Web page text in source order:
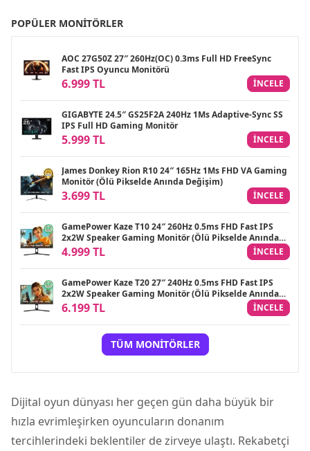
POPÜLER MONITÖRLER
AOC 27G50Z 27″ 260Hz(OC) 0.3ms Full HD FreeSync
Fast IPS Oyuncu Monitörü
6.999 TL INCELE
GIGABYTE 24.5″ GS25F2A 240Hz 1Ms Adaptive-Sync SS
IPS Full HD Gaming Monitör
5.999 TL INCELE
James Donkey Rion R10 24″ 165Hz 1Ms FHD VA Gaming
Monitör (Ölü Pikselde Anında Değişim)
3.699 TL INCELE
GamePower Kaze T10 24″ 260Hz 0.5ms FHD Fast IPS
2x2W Speaker Gaming Monitör (Ölü Pikselde Anında
Değişim)
4.999 TL INCELE
GamePower Kaze T20 27″ 240Hz 0.5ms FHD Fast IPS
2x2W Speaker Gaming Monitör (Ölü Pikselde Anında
Değişim)
6.199 TL INCELE
TÜM MONITÖRLER
Dijital oyun dünyası her geçen gün daha büyük bir
hızla evrimleşirken oyuncuların donanım
tercihlerindeki beklentiler de zirveye ulaştı. Rekabetçi